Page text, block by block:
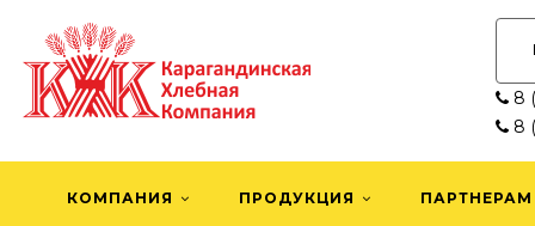
8
8
КОМПАНИЯ ПРОДУКЦИЯ ПАРТНЕРАМ